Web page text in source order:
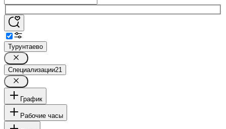
Турунтаево
Специализации21
График
Рабочие часы